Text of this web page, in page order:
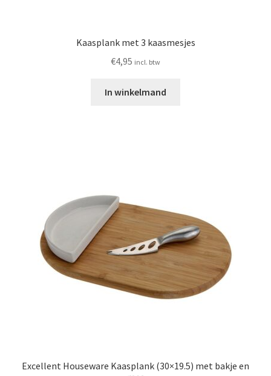
Kaasplank met 3 kaasmesjes
€4,95 incl. btw
In winkelmand
Excellent Houseware Kaasplank (30×19.5) met bakje en